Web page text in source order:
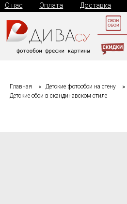
Контакты
О нас Доставка
Оплата
Главная
Детские фотообои на стену
Детские обои в скандинавском стиле